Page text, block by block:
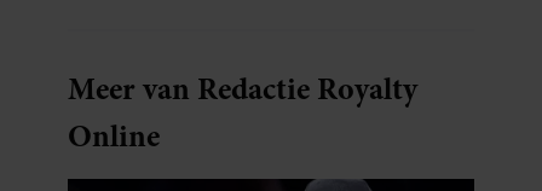
Meer van Redactie Royalty
Online